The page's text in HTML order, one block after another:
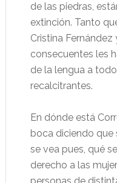
de las piedras,
extinción. Tanto
Cristina
consecuentes les
de la lengua a
recalcitrantes.
En dónde está
boca diciendo que
se vea pues, qué
derecho a las